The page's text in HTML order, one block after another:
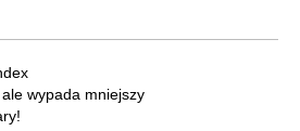
wypada mniejszy